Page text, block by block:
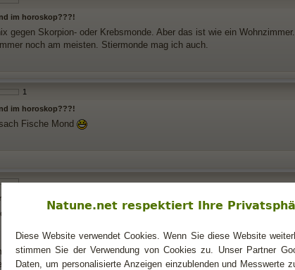
im horoskop???!
gegen Skorpion- oder Krebsmonde. Aber das ist wie ein
noch am meisten. Stiermonde mag ich auch.
1
im horoskop???!
Fische Mond
im horoskop???!
mond im widder und bin zufrieden damit, ich habe allerdings
haben
Natune.net respektiert Ihre
Diese Website verwendet Cookies. Wenn Sie diese Website
stimmen Sie der Verwendung von Cookies zu. Unser Partner
Daten, um personalisierte Anzeigen einzublenden und Messwerte